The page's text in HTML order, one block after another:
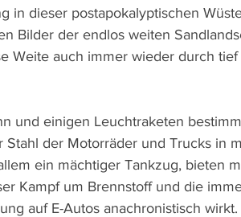
in dieser postapokalyptischen
Bilder der endlos weiten
Weite auch immer wieder durch
und einigen Leuchtraketen
der Motorräder und Trucks in
ein mächtiger Tankzug, bieten
Kampf um Brennstoff und die
auf E-Autos anachronistisch wirkt.